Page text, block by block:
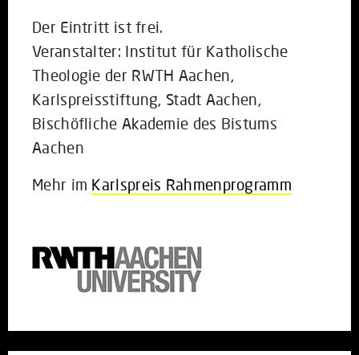
Der Eintritt ist frei.
Veranstalter: Institut für Katholische
Theologie der RWTH Aachen,
Karlspreisstiftung, Stadt Aachen,
Bischöfliche Akademie des Bistums
Aachen
Mehr im Karlspreis Rahmenprogramm